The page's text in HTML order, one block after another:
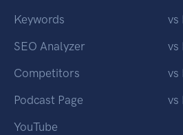
Keywords
SEO Analyzer
Competitors
Podcast Page
YouTube
vs
vs
vs
vs